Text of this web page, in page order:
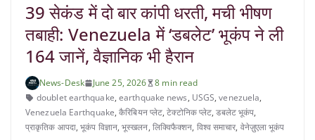
39 सेकंड में दो बार कांपी धरती, मची भीषण
तबाही: Venezuela में ‘डबलेट’ भूकंप ने ली
164 जानें, वैज्ञानिक भी हैरान
News-Desk June 25, 2026
8 min read
doublet earthquake,earthquake news, USGS,venezuela,
Venezuela Earthquake,कैरिबियन प्लेट,टेक्टोनिक प्लेट,डबलेट भूकंप,
प्राकृतिक आपदा,भूकंप विज्ञान,भूस्खलन, लिक्विफैक्शन, विश्व समाचार, वेनेज़ुएला भूकंप